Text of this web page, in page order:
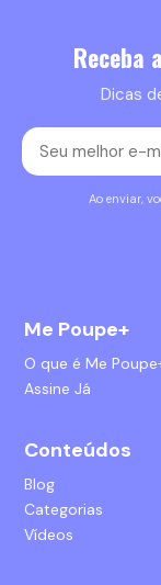
Receba
Dicas
Ao enviar,
Me Poupe+
O que é Me
Assine Já
Conteúdos
Blog
Categorias
Vídeos